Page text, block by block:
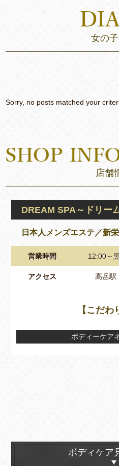
女の
Sorry, no posts matched your
店舗
DREAM SPA～ドリー
日本人メンズエステ／新
営業時間 12:00～
アクセス 高岳駅
【こだわ
ボディーケア
ボディケア